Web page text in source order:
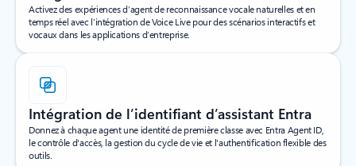
Activez des expériences d’agent de reconnaissance vocale naturelles et en
temps réel avec l’intégration de Voice Live pour des scénarios interactifs et
vocaux dans les applications d’entreprise.
Intégration de l’identifiant d’assistant Entra
Donnez à chaque agent une identité de première classe avec Entra Agent ID,
le contrôle d'accès, la gestion du cycle de vie et l'authentification flexible des
outils.